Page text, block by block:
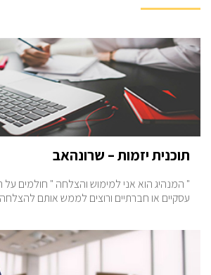
תוכנית יזמות – שרונהאב
" המנהיג הוא אני למימוש והצלחה " חולמים על
עסקיים או חברתיים ורוצים לממש אותם להצלחה